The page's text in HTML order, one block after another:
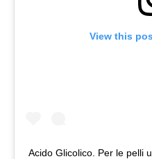
View this
Acido Glicolico. Per le pelli